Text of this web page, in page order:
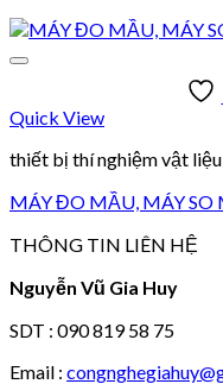
Quick View
thiết bị thí nghiệm vật
MÁY ĐO MẦU, MÁY SO
THÔNG TIN LIÊN HỆ
Nguyễn Vũ Gia Huy
SDT : 090 819 58 75
Email :